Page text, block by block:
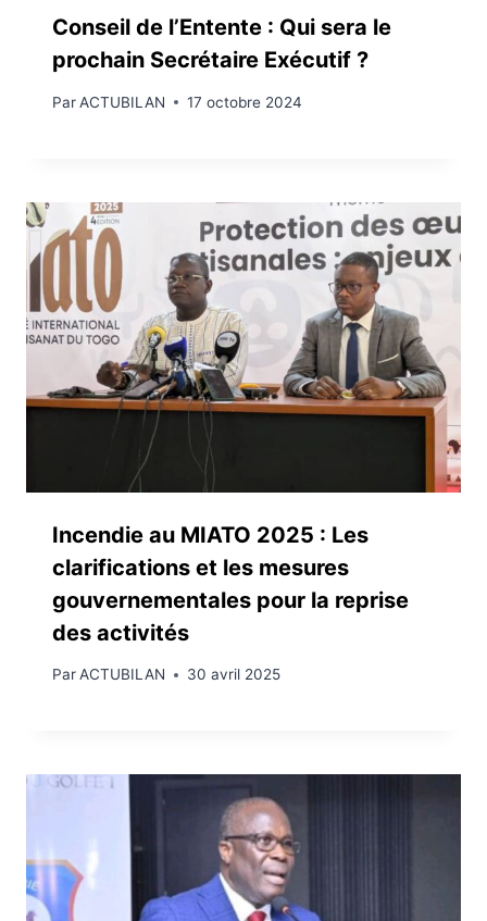
Conseil de l’Entente : Qui sera le
prochain Secrétaire Exécutif ?
ParACTUBILAN 17 octobre 2024
Incendie au MIATO 2025 : Les
clarifications et les mesures
gouvernementales pour la reprise
des activités
ParACTUBILAN 30 avril 2025